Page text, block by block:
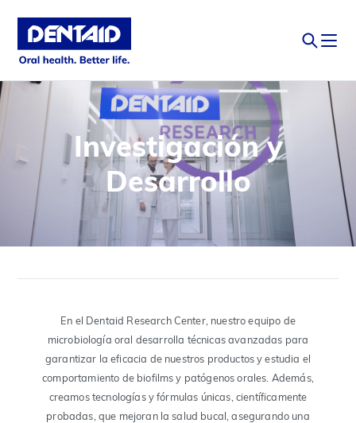
Investigación y
Desarrollo
En el Dentaid Research Center, nuestro equipo de
microbiología oral desarrolla técnicas avanzadas para
garantizar la eficacia de nuestros productos y estudia el
comportamiento de biofilms y patógenos orales. Además,
creamos tecnologías y fórmulas únicas, científicamente
probadas, que mejoran la salud bucal, asegurando una